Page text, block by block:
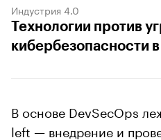
Индустрия 4.0
Технологии против
кибербезопасности
В основе DevSecOps
left — внедрение и